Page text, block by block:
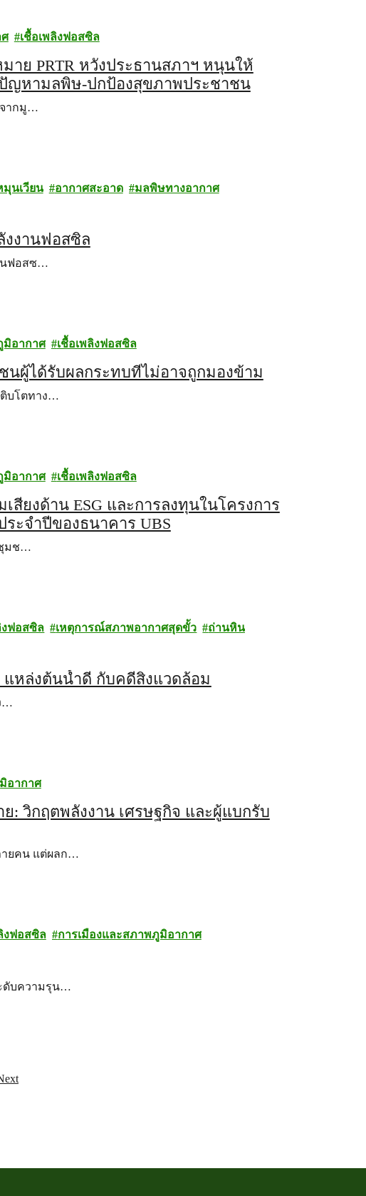
เชื้อเพลิงฟอสซิล
ย PRTR หวังประธานสภาฯ หนุนให้
ญหามลพิษ-ปกป้องสุขภาพประชาชน
ากมู…
นเวียน อากาศสะอาด
มลพิษทางอากาศ
งงานฟอสซิล
นฟอสซ…
อากาศ เชื้อเพลิงฟอสซิล
นผู้ได้รับผลกระทบที่ไม่อาจถูกมองข้าม
ติบโตทาง…
อากาศ เชื้อเพลิงฟอสซิล
ยงด้าน ESG และการลงทุนในโครงการ
ะจำปีของธนาคาร UBS
ชุมช…
งฟอสซิล เหตุการณ์สภาพอากาศสุดขั้ว
ถ่านหิน
แหล่งต้นน้ำดี กับคดีสิ่งแวดล้อม
…
อากาศ
: วิกฤตพลังงาน เศรษฐกิจ และผู้แบกรับ
ายคน แต่ผลก…
งฟอสซิล การเมืองและสภาพภูมิอากาศ
ดับความรุน…